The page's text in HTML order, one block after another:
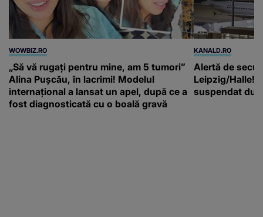
WOWBIZ.RO
„Să vă rugați pentru mine, am 5 tumori”
Alina Pușcău, în lacrimi! Modelul
internațional a lansat un apel, după ce a
fost diagnosticată cu o boală gravă
KANALD.RO
Alertă de
Leipzig/Halle!
suspendat